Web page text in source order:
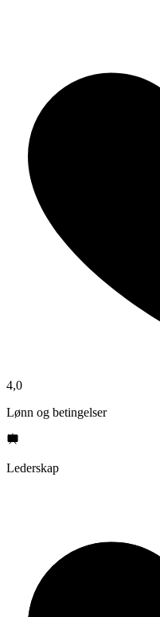
4,0
Lønn og betingelser
Lederskap